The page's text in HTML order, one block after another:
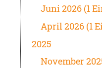
Juni 2026 (1
April 2026 (1
2025
November